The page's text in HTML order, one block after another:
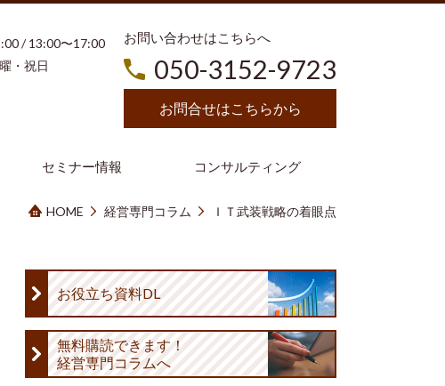
/ 13:00〜17:00
・祝日
お問い合わせはこちらへ
050-3152-9723
お問合せはこちらから
セミナー情報 コンサルティング
HOME 経営専門コラム ＩＴ武装戦略の着眼点
お役立ち資料DL
無料購読できます！
経営専門コラムへ